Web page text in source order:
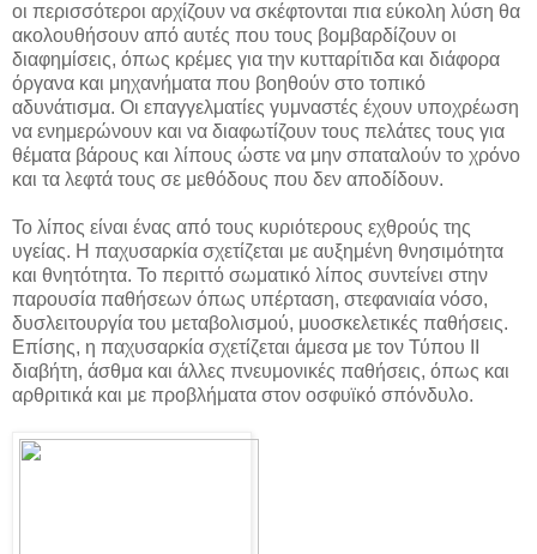
οι περισσότεροι αρχίζουν να σκέφτονται πια εύκολη λύση θα
ακολουθήσουν από αυτές που τους βομβαρδίζουν οι
διαφημίσεις, όπως κρέμες για την κυτταρίτιδα και διάφορα
όργανα και μηχανήματα που βοηθούν στο τοπικό
αδυνάτισμα. Οι επαγγελματίες γυμναστές έχουν υποχρέωση
να ενημερώνουν και να διαφωτίζουν τους πελάτες τους για
θέματα βάρους και λίπους ώστε να μην σπαταλούν το χρόνο
και τα λεφτά τους σε μεθόδους που δεν αποδίδουν.
Το λίπος είναι ένας από τους κυριότερους εχθρούς της
υγείας. Η παχυσαρκία σχετίζεται με αυξημένη θνησιμότητα
και θνητότητα. Το περιττό σωματικό λίπος συντείνει στην
παρουσία παθήσεων όπως υπέρταση, στεφανιαία νόσο,
δυσλειτουργία του μεταβολισμού, μυοσκελετικές παθήσεις.
Επίσης, η παχυσαρκία σχετίζεται άμεσα με τον Τύπου ΙΙ
διαβήτη, άσθμα και άλλες πνευμονικές παθήσεις, όπως και
αρθριτικά και με προβλήματα στον οσφυϊκό σπόνδυλο.